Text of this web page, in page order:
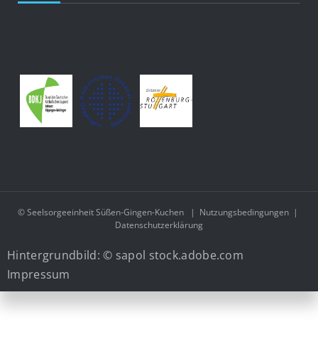
© Seelsorgeeinheit Süßen-Gingen-Kuchen | Nutzungsbedingungen |
Datenschutzerklärung
Hintergrundbild: © sapol stock.adobe.com
Impressum